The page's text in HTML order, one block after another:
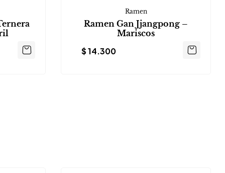
Ramen
Ramen Gan Jjangpong –
Mariscos
$14.300